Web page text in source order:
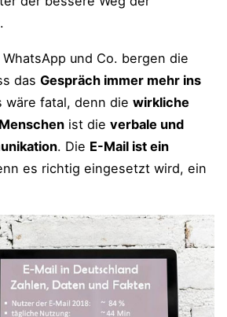
zum Thema
und Pareto-Tipp
Mail effizienter Umgang"
tägliche E-Mail-Flut im Griff
Vergleich | NICs Wissen |
"E-Mail"
und Co. bergen die
das Gespräch immer mehr ins
wäre fatal, denn die wirkliche
ist die verbale und
. Die E-Mail ist ein
es richtig eingesetzt wird, ein